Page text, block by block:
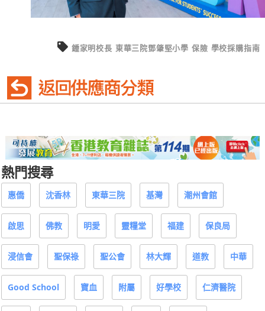
鍾家明校長 東華三院鄧肇堅小學 保險 學校採購指南
熱門搜尋
惠僑 沈香林 東華三院 基灣 潮州會館
啟思 佛教 明愛 靈糧堂 福建 保良局
浸信會 聖保祿 聖公會 林大輝 道教 中華
Good School 寶血 附屬 好學校 仁濟醫院